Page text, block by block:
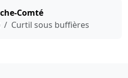
Comté
Curtil sous buffières